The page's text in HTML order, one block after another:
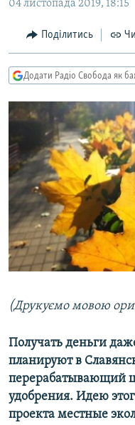
Перейти
пошуку
СУСПІЛЬСТВО
КУЛЬТУРА
УКРАЇНА
СВІТ
ДОНБАС.РЕАЛІЇ
КРИМ.РЕАЛІЇ
СХЕМИ
ПРИАЗОВ’Я
КИТАЙ.ВИКЛИКИ
МУЛЬТИМЕДІА
ФОТО
СПЕЦПРОЄКТИ
ПОДКАСТИ
РУС
КТАТ
ДОЛУЧАЙСЯ!
04 листопада 2019, 18:15
Поділитись
Додати Радіо Свобода як
(Друкуємо мовою
Получать деньги
планируют в
перерабатывающий
удобрения. Идею
проекта местные